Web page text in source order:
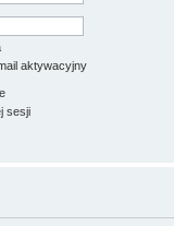
aktywacyjny
sesji